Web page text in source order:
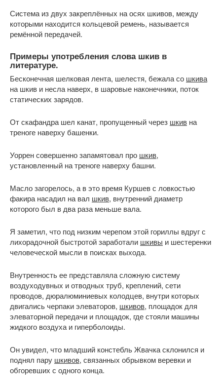
Система из двух закреплённых на осях шкивов, между
которыми находится кольцевой ремень, называется
ремённой передачей.
Примеры употребления слова шкив в
литературе.
Бесконечная шелковая лента, шелестя, бежала со шкива
на шкив и несла наверх, в шаровые наконечники, поток
статических зарядов.
От скафандра шел канат, пропущенный через шкив на
треноге наверху башенки.
Уоррен совершенно запамятовал про шкив,
установленный на треноге наверху башни.
Масло загорелось, а в это время Куршев с ловкостью
факира насадил на вал шкив, внутренний диаметр
которого был в два раза меньше вала.
Я заметил, что под низким черепом этой гориллы вдруг с
лихорадочной быстротой заработали шкивы и шестеренки
человеческой мысли в поисках выхода.
Внутренность ее представляла сложную систему
воздуходувных и отводных труб, креплений, сети
проводов, дюралюминиевых колодцев, внутри которых
двигались черпаки элеваторов, шкивов, площадок для
элеваторной передачи и площадок, где стояли машины
жидкого воздуха и гиперболоиды.
Он увидел, что младший констебль Жвачка склонился и
поднял пару шкивов, связанных обрывком веревки и
обгоревших с одного конца.